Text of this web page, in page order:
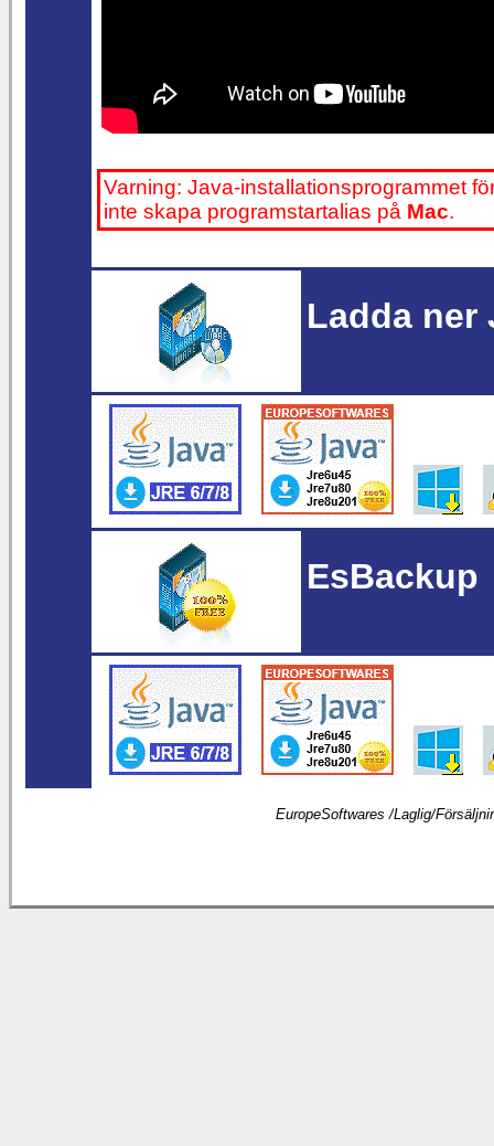
Varning: Java-installationsprogrammet
inte skapa programstartalias på Mac.
Ladda ner
EsBackup
EuropeSoftwares /Laglig/